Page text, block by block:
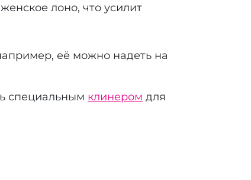
лоно, что усилит
её можно надеть на
специальным клинером для